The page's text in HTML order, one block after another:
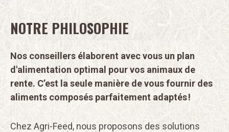
NOTRE PHILOSOPHIE
Nos conseillers élaborent avec vous un plan
d'alimentation optimal pour vos animaux de
rente. C’est la seule manière de vous fournir des
aliments composés parfaitement adaptés !
Chez Agri-Feed, nous proposons des solutions